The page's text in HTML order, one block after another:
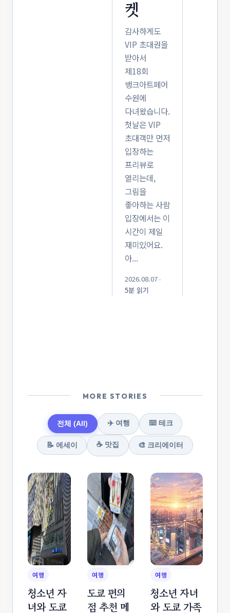
켓
감사하게도
VIP 초대권을
받아서
제18회
뱅크아트페어
수원에
다녀왔습니다.
첫날은 VIP
초대객만 먼저
입장하는
프리뷰로
열리는데,
그림을
좋아하는 사람
입장에서는 이
시간이 제일
재미있어요.
아...
2026.08.07•
5분 읽기
MORE STORIES
전체 (All) ✈️ 여행 ⌨️ 테크
📝 에세이 ☕️ 맛집 🎨 크리에이터
여행
청소년 자
녀와 도쿄
여행
도쿄 편의
점 추천 메
여행
청소년 자녀
와 도쿄 가족